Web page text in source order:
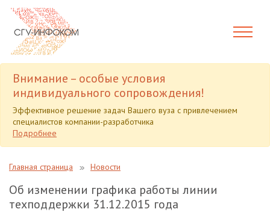
Внимание – особые условия
индивидуального сопровождения!
Эффективное решение задач Вашего вуза с привлечением
специалистов компании-разработчика
Подробнее
Главная страница Новости
Об изменении графика работы линии
техподдержки 31.12.2015 года